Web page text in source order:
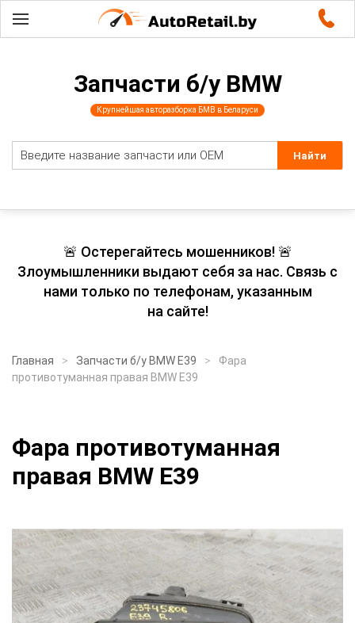
Запчасти б/у BMW
Крупнейшая авторазборка БМВ в Беларуси
🚨 Остерегайтесь мошенников! 🚨
Злоумышленники выдают себя за нас. Связь с
нами только по телефонам, указанным
на сайте!
Главная Запчасти б/у BMW E39
Фара
противотуманная правая BMW E39
Фара противотуманная
правая BMW E39